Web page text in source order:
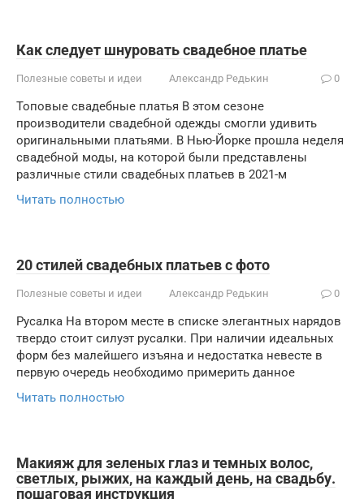
Как следует шнуровать свадебное платье
Полезные советы и идеи Александр Редькин 0
Топовые свадебные платья В этом сезоне
производители свадебной одежды смогли удивить
оригинальными платьями. В Нью-Йорке прошла неделя
свадебной моды, на которой были представлены
различные стили свадебных платьев в 2021-м
Читать полностью
20 стилей свадебных платьев с фото
Полезные советы и идеи Александр Редькин 0
Русалка На втором месте в списке элегантных нарядов
твердо стоит силуэт русалки. При наличии идеальных
форм без малейшего изъяна и недостатка невесте в
первую очередь необходимо примерить данное
Читать полностью
Макияж для зеленых глаз и темных волос,
светлых, рыжих, на каждый день, на свадьбу.
пошаговая инструкция